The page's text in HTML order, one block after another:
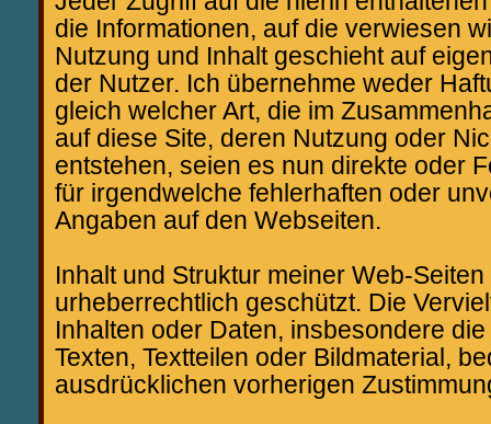
die Informationen, auf die verwiesen
Nutzung und Inhalt geschieht auf
der Nutzer. Ich übernehme weder
gleich welcher Art, die im
auf diese Site, deren Nutzung oder
entstehen, seien es nun direkte oder
für irgendwelche fehlerhaften oder
Angaben auf den Webseiten.
Inhalt und Struktur meiner Web-Seiten
urheberrechtlich geschützt. Die
Inhalten oder Daten, insbesondere
Texten, Textteilen oder Bildmaterial,
ausdrücklichen vorherigen